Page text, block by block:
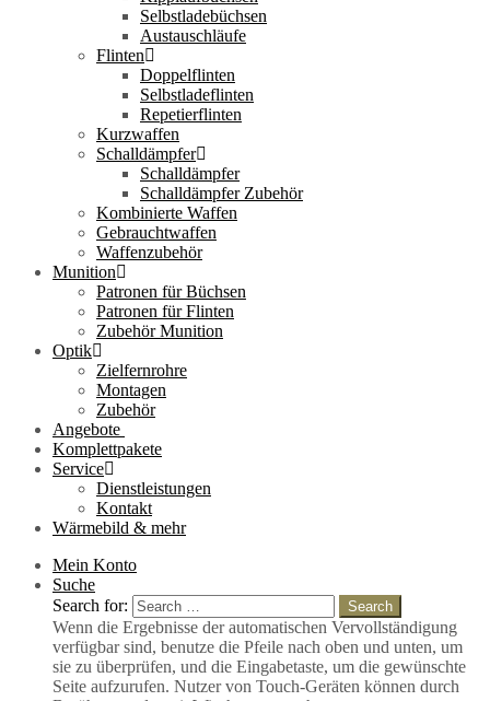
Selbstladebüchsen
Austauschläufe
Flinten
Doppelflinten
Selbstladeflinten
Repetierflinten
Kurzwaffen
Schalldämpfer
Schalldämpfer
Schalldämpfer Zubehör
Kombinierte Waffen
Gebrauchtwaffen
Waffenzubehör
Munition
Patronen für Büchsen
Patronen für Flinten
Zubehör Munition
Optik
Zielfernrohre
Montagen
Zubehör
Angebote
Komplettpakete
Service
Dienstleistungen
Kontakt
Wärmebild & mehr
Mein Konto
Suche
Search for:
Search
Wenn die Ergebnisse der automatischen Vervollständigung
verfügbar sind, benutze die Pfeile nach oben und unten, um
sie zu überprüfen, und die Eingabetaste, um die gewünschte
Seite aufzurufen. Nutzer von Touch-Geräten können durch